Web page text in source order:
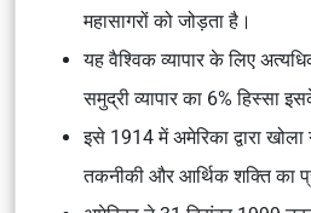
महासागरों को जोड़ता है।
यह वैश्विक व्यापार के लिए
समुद्री व्यापार का 6% हिस्सा
इसे 1914 में अमेरिका द्वारा
तकनीकी और आर्थिक शक्ति का